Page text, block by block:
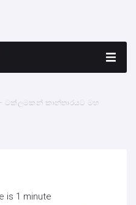
ටක්ලමකන් කාන්තාරයට මහ
is 1 minute